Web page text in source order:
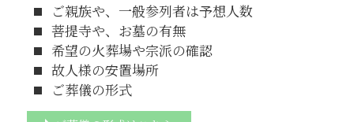
ご親族や、一般参列者は予想人数
菩提寺や、お墓の有無
希望の火葬場や宗派の確認
故人様の安置場所
ご葬儀の形式